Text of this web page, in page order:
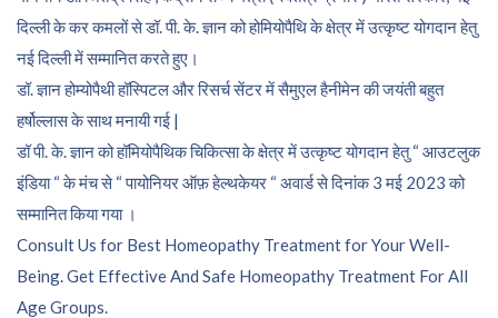
दिल्ली के कर कमलों से डॉ. पी. के. ज्ञान को होमियोपैथि के क्षेत्र में उत्कृष्ट योगदान हेतु
नई दिल्ली में सम्मानित करते हुए।
डॉ. ज्ञान होम्योपैथी हॉस्पिटल और रिसर्च सेंटर में सैमुएल हैनीमेन की जयंती बहुत
हर्षोल्लास के साथ मनायी गई |
डॉ पी. के. ज्ञान को हॉमियोपैथिक चिकित्सा के क्षेत्र में उत्कृष्ट योगदान हेतु “ आउटलुक
इंडिया “ के मंच से “ पायोनियर ऑफ़ हेल्थकेयर “ अवार्ड से दिनांक 3 मई 2023 को
सम्मानित किया गया ।
Consult Us for Best Homeopathy Treatment for Your Well-
Being. Get Effective And Safe Homeopathy Treatment For All
Age Groups.